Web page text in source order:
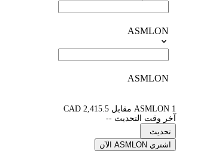
ASMLON
ASMLON
1 ASMLON مقابل 2,415.5 CAD
آخر وقت التحديث --
تحديث
اشتري ASMLON الآن